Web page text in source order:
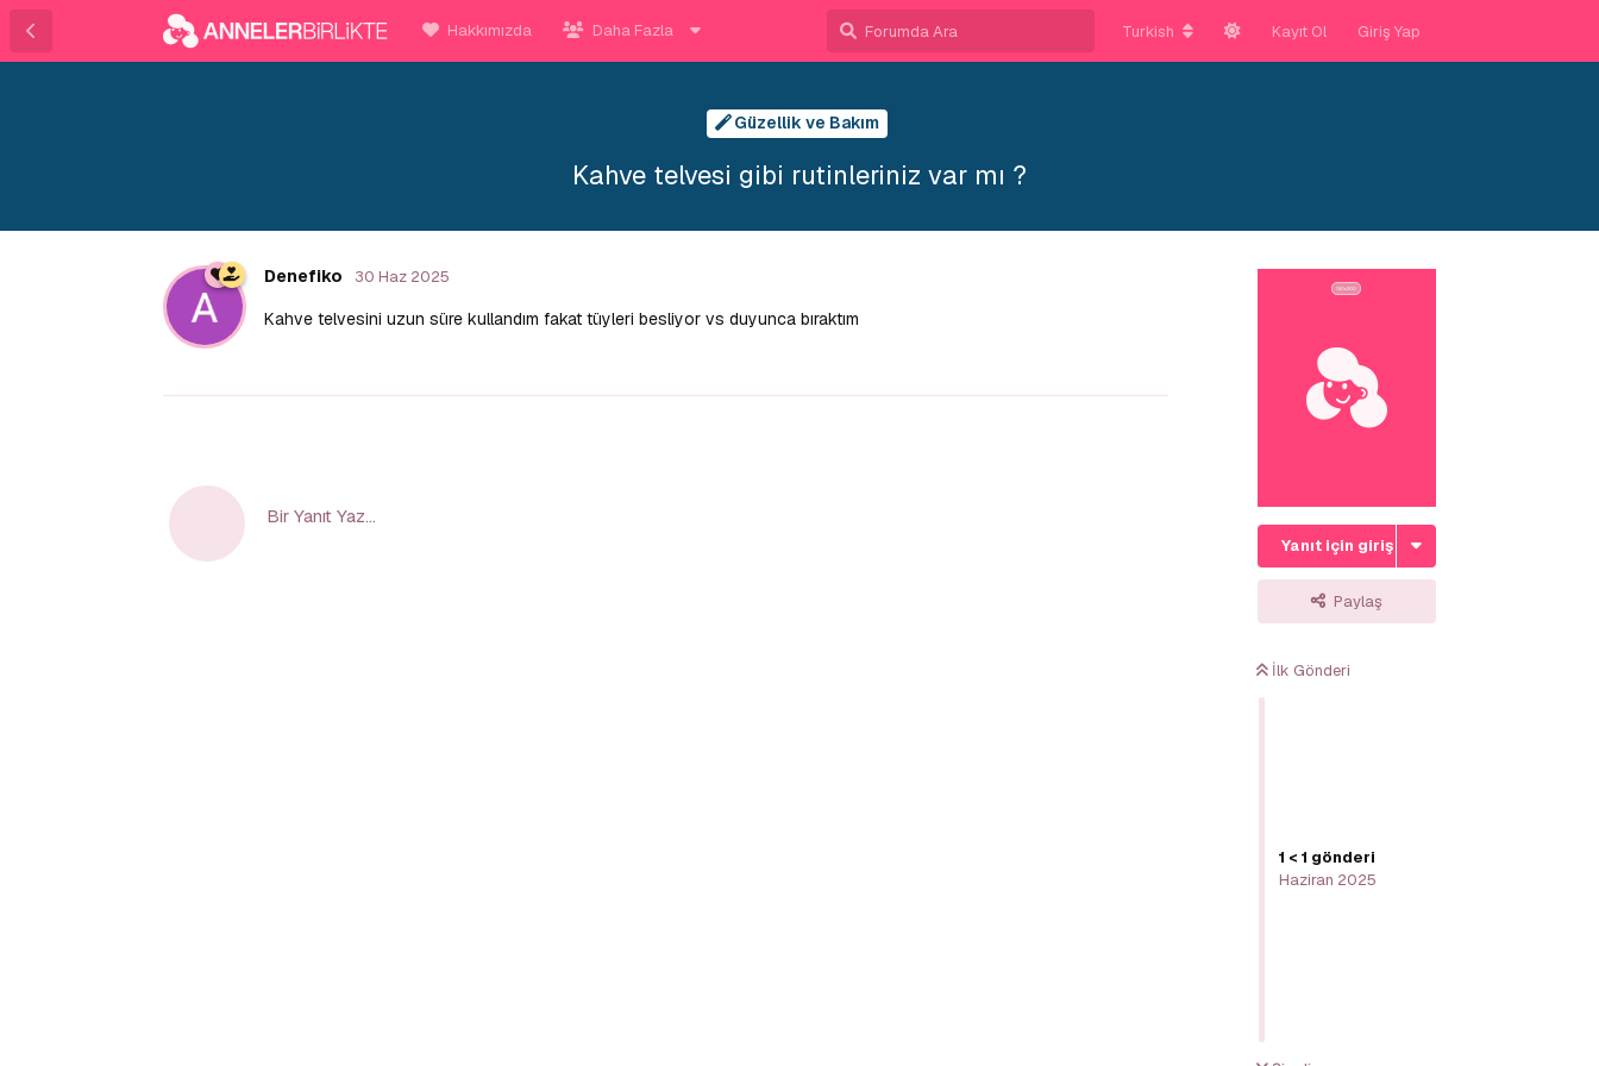
Hakkımızda Daha Fazla Turkish Kayıt Ol Giriş Yap
Güzellik ve Bakım
Kahve telvesi gibi rutinleriniz var mı ?
Yanıt için giriş yap
Paylaş
İlk Gönderi
1 < 1 gönderi
Haziran 2025
Denefiko 30 Haz 2025
Kahve telvesini uzun süre kullandım fakat tüyleri besliyor vs duyunca bıraktım
Bir Yanıt Yaz...